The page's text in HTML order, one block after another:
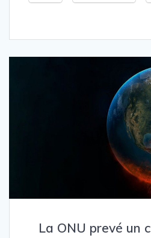
La ONU prevé un